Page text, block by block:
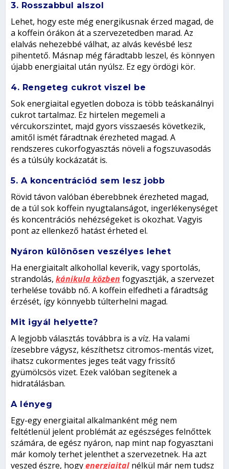
3. Rosszabbul alszol
Lehet, hogy este még energikusnak érzed magad, de
a koffein órákon át a szervezetedben marad. Az
elalvás nehezebbé válhat, az alvás kevésbé lesz
pihentető. Másnap még fáradtabb leszel, és könnyen
újabb energiaital után nyúlsz. Ez egy ördögi kör.
4. Rengeteg cukrot viszel be
Sok energiaital egyetlen doboza is több teáskanálnyi
cukrot tartalmaz. Ez hirtelen megemeli a
vércukorszintet, majd gyors visszaesés következik,
amitől ismét fáradtnak érezheted magad. A
rendszeres cukorfogyasztás növeli a fogszuvasodás
és a túlsúly kockázatát is.
5. A koncentrációd sem lesz jobb
Rövid távon valóban éberebbnek érezheted magad,
de a túl sok koffein nyugtalanságot, ingerlékenységet
és koncentrációs nehézségeket is okozhat. Vagyis
pont az ellenkező hatást érheted el.
Nyáron különösen veszélyes lehet
Ha energiaitalt alkohollal keverik, vagy sportolás,
strandolás,kánikula közben fogyasztják, a szervezet
terhelése tovább nő. A koffein elfedheti a fáradtság
érzését, így könnyebb túlterhelni magad.
Mit igyál helyette?
A legjobb választás továbbra is a víz. Ha valami
ízesebbre vágysz, készíthetsz citromos-mentás vizet,
ihatsz cukormentes jeges teát vagy frissítő
gyümölcsös vizet. Ezek valóban segítenek a
hidratálásban.
A lényeg
Egy-egy energiaital alkalmanként még nem
feltétlenül jelent problémát az egészséges felnőttek
számára, de egész nyáron, nap mint nap fogyasztani
már komoly terhet jelenthet a szervezetnek. Ha azt
veszed észre, hogyenergiaital nélkül már nem tudsz